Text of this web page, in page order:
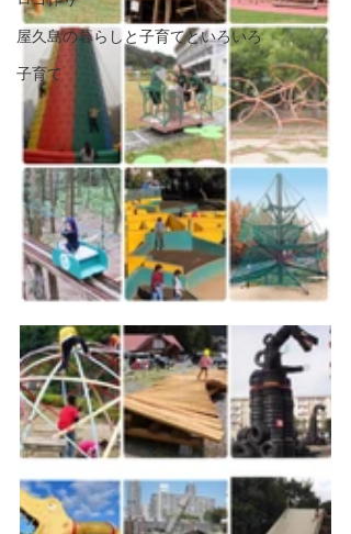
屋久島の暮らしと子育てといろいろ
子育て